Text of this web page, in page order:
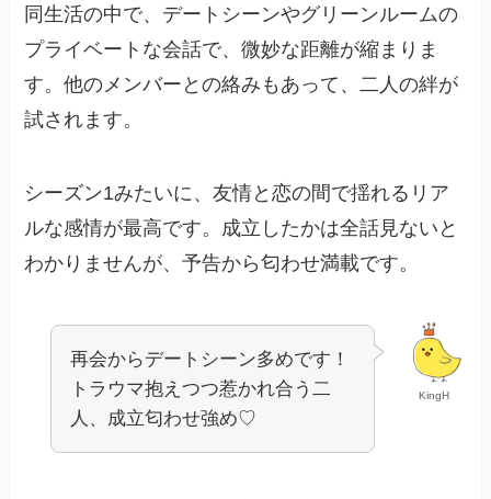
同生活の中で、デートシーンやグリーンルームの
プライベートな会話で、微妙な距離が縮まりま
す。他のメンバーとの絡みもあって、二人の絆が
試されます。
シーズン1みたいに、友情と恋の間で揺れるリア
ルな感情が最高です。成立したかは全話見ないと
わかりませんが、予告から匂わせ満載です。​
KingH
再会からデートシーン多めです！
トラウマ抱えつつ惹かれ合う二
人、成立匂わせ強め♡